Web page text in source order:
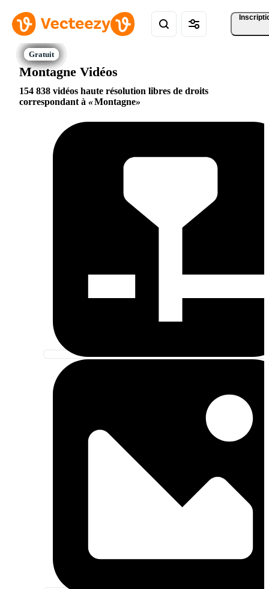
Montagne Vidéos
154 838 vidéos haute résolution libres de droits
correspondant à
Montagne